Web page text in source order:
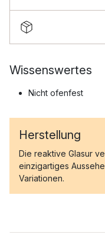
Wissenswertes
Nicht ofenfest
Herstellung
Die reaktive Glasur
einzigartiges
Variationen.